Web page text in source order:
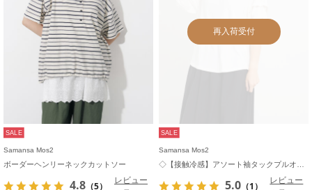
SALE
Samansa Mos2
ボーダーヘンリーネックカットソー
4.8 （5）
レビュー
再入荷受付
SALE
Samansa Mos2
5.0 （1）
レビュー